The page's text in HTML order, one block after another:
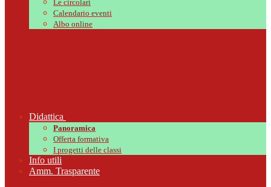
Le circolari
Calendario eventi
Albo online
Didattica
Panoramica
Offerta formativa
I progetti delle classi
Info utili
Amm. Trasparente